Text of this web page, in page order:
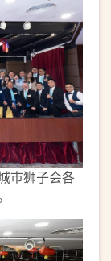
巿狮子会各